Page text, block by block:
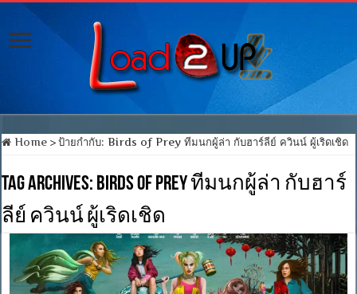
Home > ป้ายกำกับ:Birds of Prey ทีมนกผู้ล่า กับฮาร์ลีย์ ควินน์ ผู้เริดเชิด
Tag Archives: Birds of Prey ทีมนกผู้ล่า กับฮาร์
ลีย์ ควินน์ ผู้เริดเชิด